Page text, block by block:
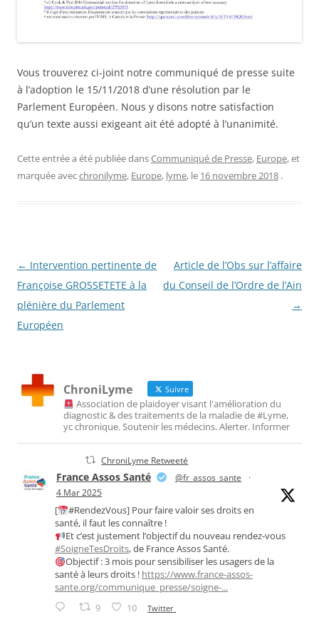
Vous trouverez ci-joint notre communiqué de presse suite
à l’adoption le 15/11/2018 d’une résolution par le
Parlement Européen. Nous y disons notre satisfaction
qu’un texte aussi exigeant ait été adopté à l’unanimité.
Cette entrée a été publiée dansCommuniqué de Presse, Europe, et
marquée avecchronilyme, Europe, lyme, le 16 novembre 2018 .
Navigation
des
articles
← Intervention pertinente de
Françoise GROSSETETE à la
plénière du Parlement
Européen
Article de l’Obs sur l’affaire
du Conseil de l’Ordre de l’Ain
→
ChroniLyme Suivre
Association de plaidoyer visant l'amélioration du
diagnostic & des traitements de la maladie de #Lyme,
yc chronique. Soutenir les médecins. Alerter. Informer
ChroniLyme Retweeté
France Assos Santé @fr_assos_sante
·
4 Mar 2025
[
#RendezVous] Pour faire valoir ses droits en
santé, il faut les connaître !
Et c’est justement l’objectif du nouveau rendez-vous
#SoigneTesDroits, de France Assos Santé.
Objectif : 3 mois pour sensibiliser les usagers de la
santé à leurs droits ! https://www.france-assos-
sante.org/communique_presse/soigne-...
9 10 Twitter